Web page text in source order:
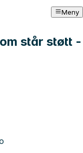
Meny
står støtt -